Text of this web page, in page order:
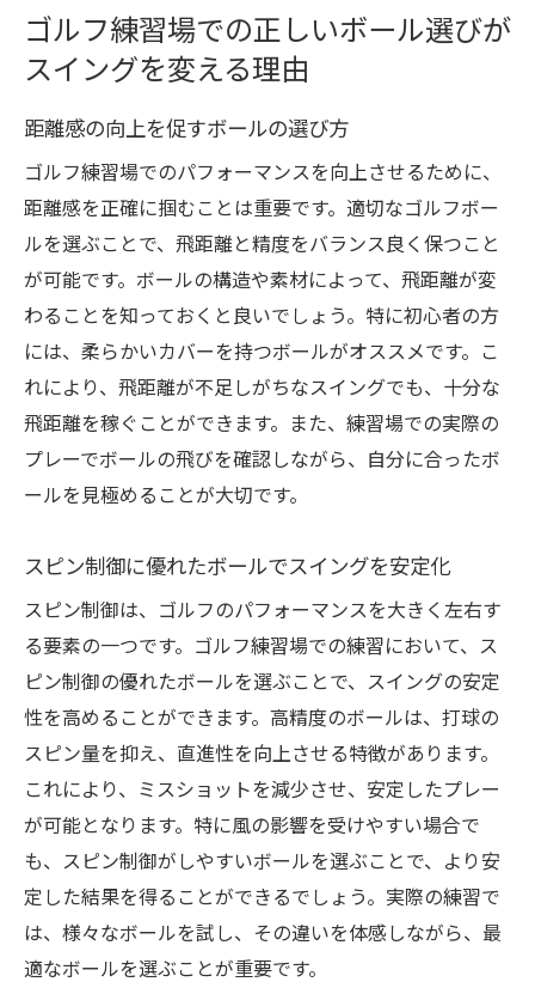
法
プロが選ぶ！スイングを変えるボールとは
初心者必見！練習場で試すべきゴルフボールの
選び方
初めての練習に最適なボールの特徴
コストパフォーマンスを考慮したボール選
び
練習場でのフィードバックを活かすボール
初心者におすすめのボールのブランドと種
類
スイングを覚えるためのボール選びのポイ
ント
初心者のためのボール選びのチェックリス
ゴルフ練習場でのボール選びが上達の鍵となる
理由
自分のスイング特性に合ったボール選び
練習成果を最大化するためのボールの選定
スイング改善に必要なボールの種類
上達を実感できるボールの選び方
練習効率を高めるための適切なボール選択
練習場での成果を上げるためのボール選び
のコツ
練習場でのパフォーマンスを最大化するゴルフ
ボールの秘密
ゴルフ練習場での正しいボール選びが
スイングを変える理由
距離感の向上を促すボールの選び方
ゴルフ練習場でのパフォーマンスを向上させるために、
距離感を正確に掴むことは重要です。適切なゴルフボー
ルを選ぶことで、飛距離と精度をバランス良く保つこと
が可能です。ボールの構造や素材によって、飛距離が変
わることを知っておくと良いでしょう。特に初心者の方
には、柔らかいカバーを持つボールがオススメです。こ
れにより、飛距離が不足しがちなスイングでも、十分な
飛距離を稼ぐことができます。また、練習場での実際の
プレーでボールの飛びを確認しながら、自分に合ったボ
ールを見極めることが大切です。
スピン制御に優れたボールでスイングを安定化
スピン制御は、ゴルフのパフォーマンスを大きく左右す
る要素の一つです。ゴルフ練習場での練習において、ス
ピン制御の優れたボールを選ぶことで、スイングの安定
性を高めることができます。高精度のボールは、打球の
スピン量を抑え、直進性を向上させる特徴があります。
これにより、ミスショットを減少させ、安定したプレー
が可能となります。特に風の影響を受けやすい場合で
も、スピン制御がしやすいボールを選ぶことで、より安
定した結果を得ることができるでしょう。実際の練習で
は、様々なボールを試し、その違いを体感しながら、最
適なボールを選ぶことが重要です。